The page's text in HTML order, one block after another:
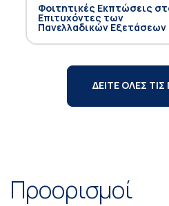
Φοιτητικές Εκπτώσεις
Επιτυχόντες των
Πανελλαδικών Εξετάσεων
ΔΕΙΤΕ ΟΛΕΣ
Προορισμοί